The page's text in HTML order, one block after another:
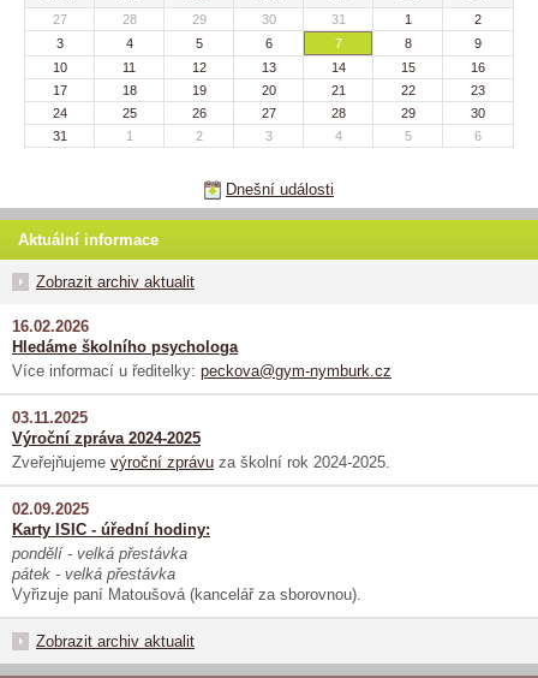
27
28 29 30 31 1
2
3
4 5 6 7 8
9
10
11 12 13 14 15
16
17
18 19 20 21 22
23
24
25 26 27 28 29
30
31
1 2 3 4 5 6
Dnešní události
Aktuální informace
Zobrazit archiv aktualit
16.02.2026
Hledáme školního psychologa
Více informací u ředitelky: peckova@gym-nymburk.cz
03.11.2025
Výroční zpráva 2024-2025
Zveřejňujeme výroční zprávu za školní rok 2024-2025.
02.09.2025
Karty ISIC - úřední hodiny:
pondělí - velká přestávka
pátek - velká přestávka
Vyřizuje paní Matoušová (kancelář za sborovnou).
Zobrazit archiv aktualit